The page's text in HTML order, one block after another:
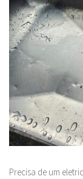
Precisa de um